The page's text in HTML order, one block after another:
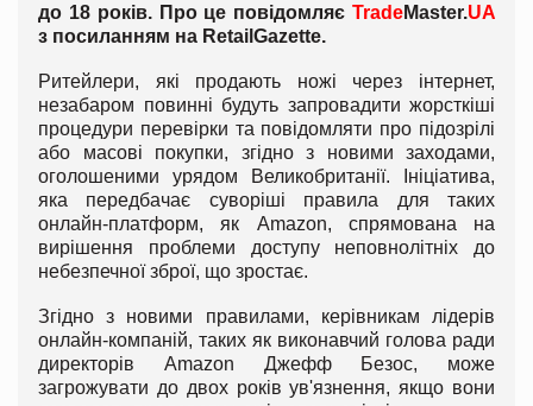
до 18 років. Про це повідомляє TradeMaster.UA
з посиланням на RetailGazette.
Ритейлери, які продають ножі через інтернет,
незабаром повинні будуть запровадити жорсткіші
процедури перевірки та повідомляти про підозрілі
або масові покупки, згідно з новими заходами,
оголошеними урядом Великобританії. Ініціатива,
яка передбачає суворіші правила для таких
онлайн-платформ, як Amazon, спрямована на
вирішення проблеми доступу неповнолітніх до
небезпечної зброї, що зростає.
Згідно з новими правилами, керівникам лідерів
онлайн-компаній, таких як виконавчий голова ради
директорів Amazon Джефф Безос, може
загрожувати до двох років ув'язнення, якщо вони